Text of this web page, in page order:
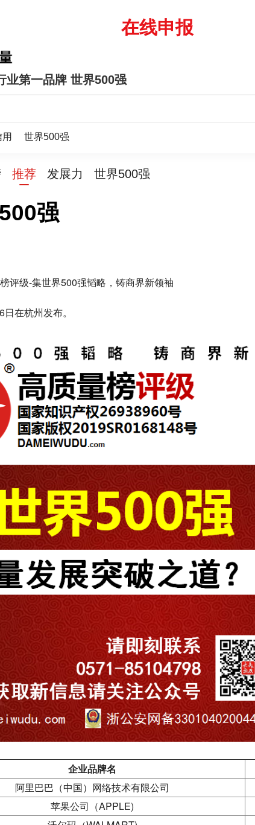
在线申报
业第一品牌 世界500强
世界500强
推荐 发展力 世界500强
强
评级-集世界500强韬略，铸商界新领袖
在杭州发布。
企业品牌名
阿里巴巴（中国）网络技术有限公司
苹果公司（APPLE)